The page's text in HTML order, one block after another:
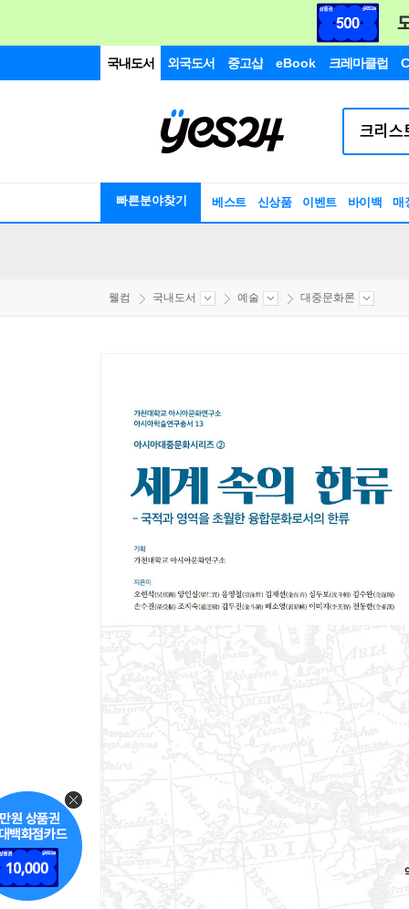
국내도서 외국도서 중고샵 eBook 크레마클럽
빠른분야찾기 베스트 신상품 이벤트 바이백 매
웰컴 국내도서 예술 대중문화론